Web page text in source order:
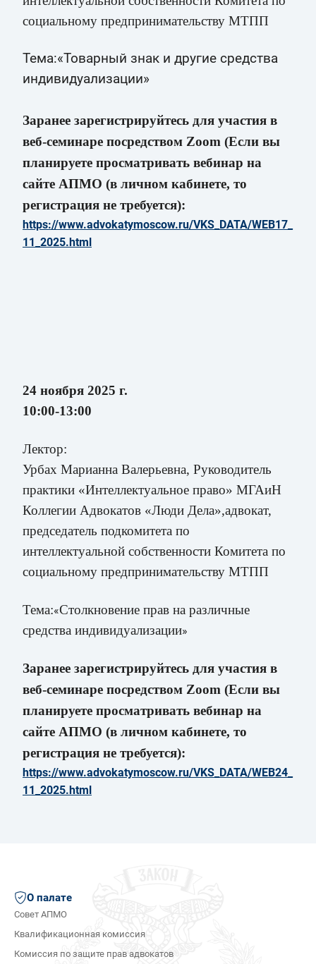
социальному предпринимательству МТПП
Тема:«Товарный знак и другие средства
индивидуализации»
Заранее зарегистрируйтесь для участия в
веб-семинаре посредством Zoom (Если вы
планируете просматривать вебинар на
сайте АПМО (в личном кабинете, то
регистрация не требуется):
https://www.advokatymoscow.ru/VKS_DATA/WEB17_
11_2025.html
24 ноября 2025 г.
10:00-13:00
Лектор:
Урбах Марианна Валерьевна, Руководитель
практики «Интеллектуальное право» МГАиН
Коллегии Адвокатов «Люди Дела»,адвокат,
председатель подкомитета по
интеллектуальной собственности Комитета по
социальному предпринимательству МТПП
Тема:«Столкновение прав на различные
средства индивидуализации»
Заранее зарегистрируйтесь для участия в
веб-семинаре посредством Zoom (Если вы
планируете просматривать вебинар на
сайте АПМО (в личном кабинете, то
регистрация не требуется):
https://www.advokatymoscow.ru/VKS_DATA/WEB24_
11_2025.html
О палате
Совет АПМО
Квалификационная комиссия
Комиссия по защите прав адвокатов